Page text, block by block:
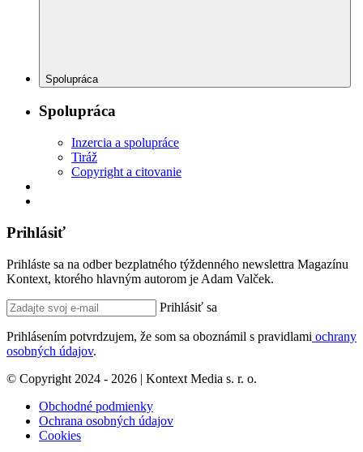
Spolupráca
Spolupráca
Inzercia a spolupráce
Tiráž
Copyright a citovanie
Prihlásiť
Prihláste sa na odber bezplatného týždenného newslettra Magazínu
Kontext, ktorého hlavným autorom je Adam Valček.
Prihlásiť sa
Prihlásením potvrdzujem, že som sa oboznámil s pravidlami ochrany
osobných údajov.
© Copyright 2024 - 2026 | Kontext Media s. r. o.
Obchodné podmienky
Ochrana osobných údajov
Cookies